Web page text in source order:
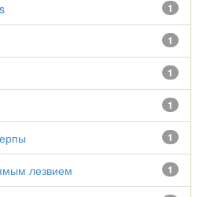
1
1
1
1
1
1
лезвием